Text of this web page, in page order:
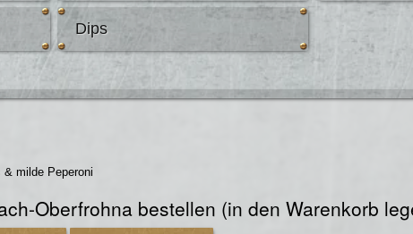
Dips
milde Peperoni
Oberfrohna bestellen (in den Warenkorb